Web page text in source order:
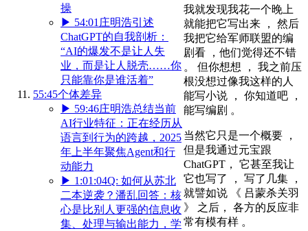
操
▶ 54:01 庄明浩引述
ChatGPT的自我剖析：
“AI的爆发不是让人失
业，而是让人脱壳……你
只能靠你是谁活着”
55:45个体差异
▶ 59:46庄明浩总结当前
AI行业特征：正在经历从
语言到行为的跨越，2025
年上半年聚焦Agent和行
动能力
▶ 1:01:04Q: 如何从苏北
二本逆袭？潘乱回答：核
心是比别人更强的信息收
集、处理与输出能力，学
我就发现我花一个晚上
就能把它写出来 ， 然后
我把它给军师联盟的编
剧看 ，他们觉得还不错
。 但你想想 ， 我之前压
根没想过像我这样的人
能写小说 ， 你知道吧 ，
能写编剧 。
当然它只是一个概要 ，
但是我通过元宝跟
ChatGPT， 它甚至我让
它也写了 ， 写了几集 ，
就譬如说 《 吕蒙杀关羽
》 之后， 各方的反应非
常有模有样 。